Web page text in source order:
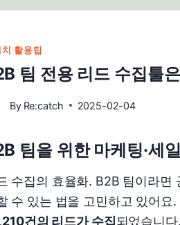
치 활용팁
팀 전용 리드 수집툴
By Re:catch 2025-02-04
팀을 위한 마케팅·세
수집의 효율화. B2B 팀이라면
수 있는 법을 고민하고 있어요
건의 리드가 수집되었습니다.